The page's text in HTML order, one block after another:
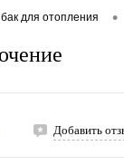
для отопления •
Добавить